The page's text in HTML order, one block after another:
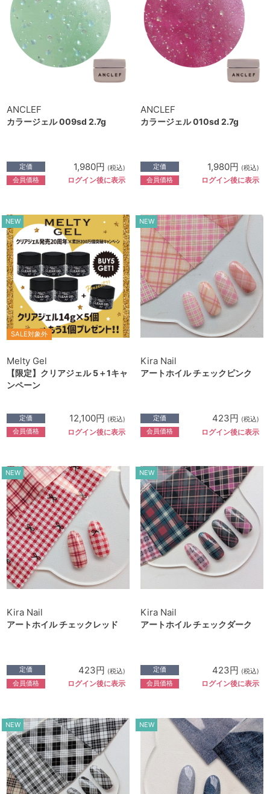
ANCLEF
カラージェル 009sd 2.7g
定価 1,980円 (税込)
会員価格 ログイン後に表示
ANCLEF
カラージェル 010sd 2.7g
定価 1,980円 (税込)
会員価格 ログイン後に表示
NEW
SALE対象外
Melty Gel
【限定】クリアジェル 5＋1キャ
ンペーン
定価 12,100円 (税込)
会員価格 ログイン後に表示
NEW
Kira Nail
アートホイル チェックピンク
定価 423円 (税込)
会員価格 ログイン後に表示
NEW
Kira Nail
アートホイル チェックレッド
定価 423円 (税込)
会員価格 ログイン後に表示
NEW
Kira Nail
アートホイル チェックダーク
定価 423円 (税込)
会員価格 ログイン後に表示
NEW NEW